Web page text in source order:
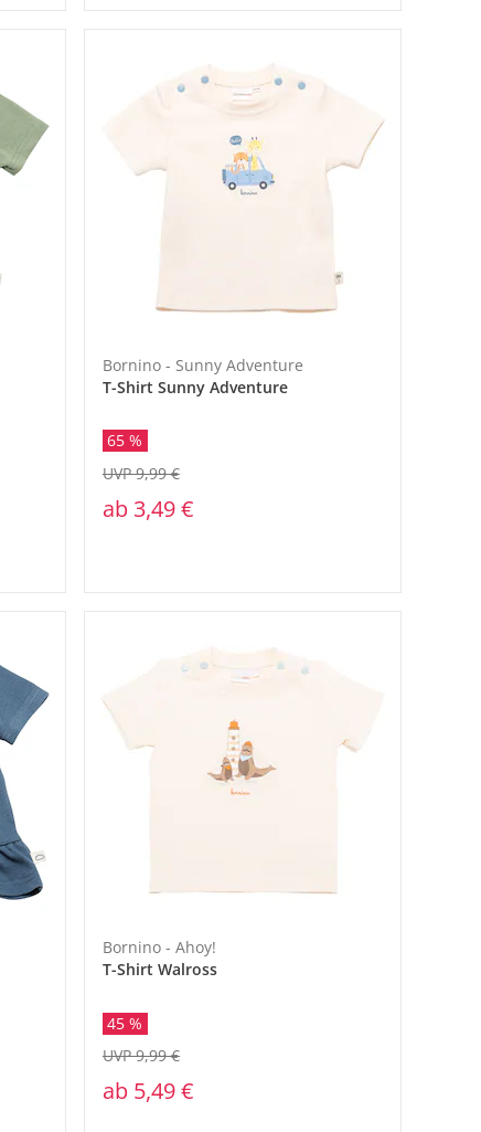
Bornino - Sunny Adventure
T-Shirt Sunny Adventure
65 %
ab 3,49 €
UVP 9,99 €
Bornino - Ahoy!
T-Shirt Walross
45 %
ab 5,49 €
UVP 9,99 €